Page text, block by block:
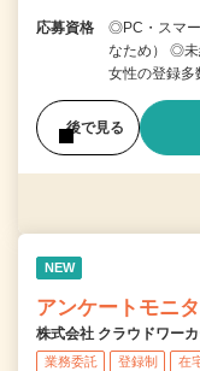
応募資格
◎PC・スマ
なため） ◎
女性の登録
後で見る
NEW
アンケートモニ
株式会社 クラウドワー
業務委託 登録制 在